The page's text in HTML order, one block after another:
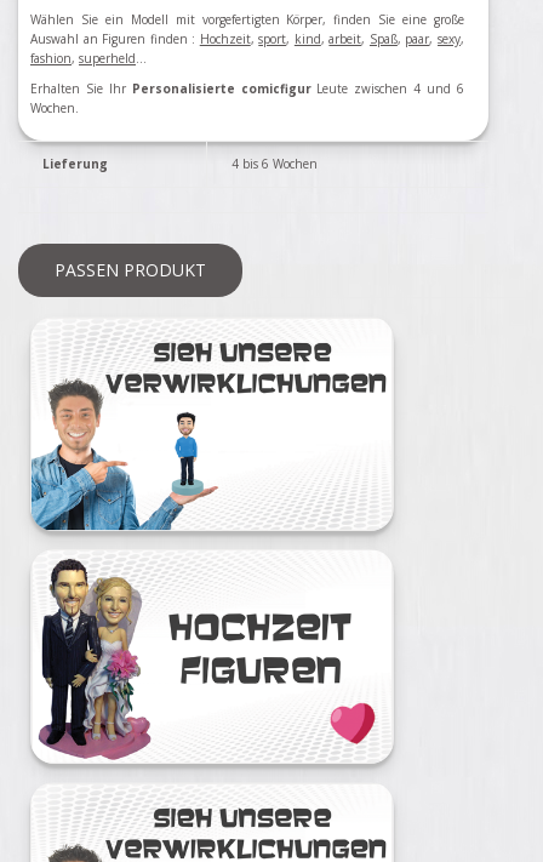
Wählen Sie ein Modell mit vorgefertigten Körper, finden Sie eine große
Auswahl an Figuren finden : Hochzeit,sport, kind,arbeit, Spaß, paar,sexy,
fashion, superheld...
Erhalten Sie Ihr Personalisierte comicfigurLeute zwischen 4 und 6
Wochen.
Lieferung 4 bis 6 Wochen
PASSEN PRODUKT